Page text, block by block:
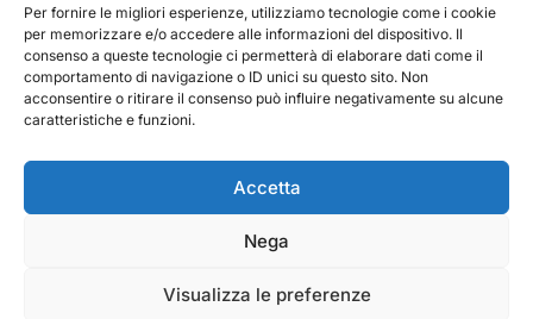
Per fornire le migliori esperienze, utilizziamo tecnologie come i cookie
per memorizzare e/o accedere alle informazioni del dispositivo. Il
consenso a queste tecnologie ci permetterà di elaborare dati come il
comportamento di navigazione o ID unici su questo sito. Non
acconsentire o ritirare il consenso può influire negativamente su alcune
caratteristiche e funzioni.
Accetta
Nega
Visualizza le preferenze
Copyright © 2026 — Frasassi Climbing Festival. All
Rights Reserved